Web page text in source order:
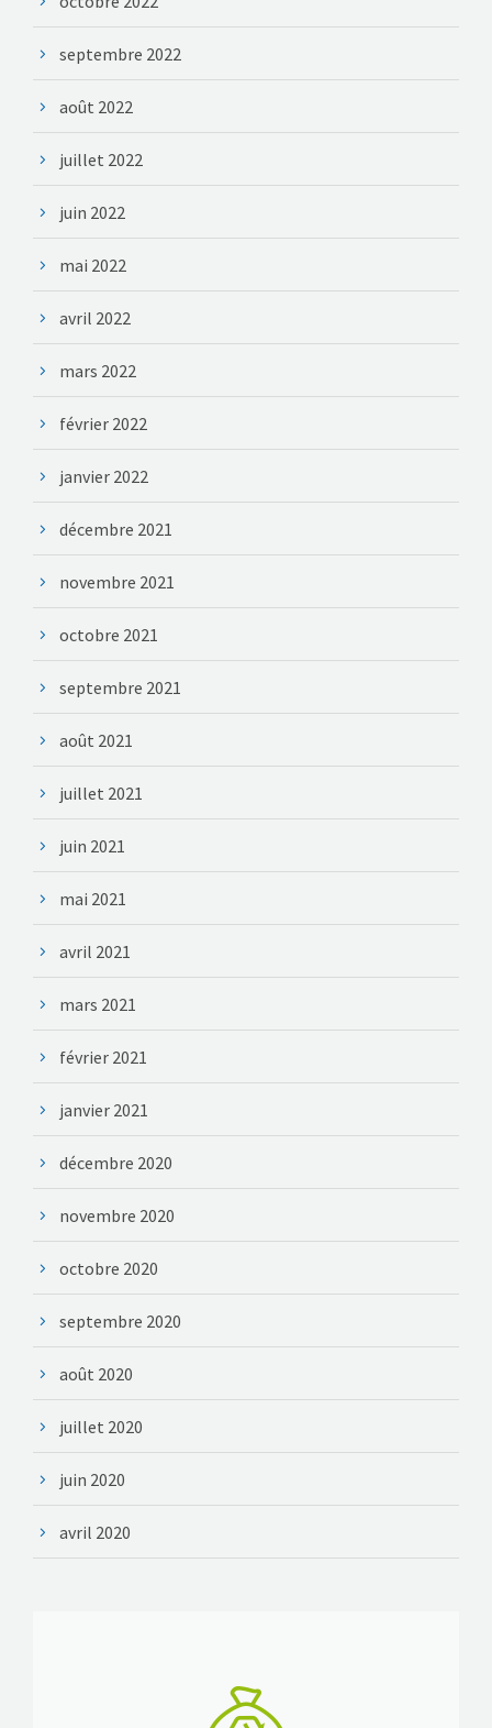
septembre 2022
août 2022
juillet 2022
juin 2022
mai 2022
avril 2022
mars 2022
février 2022
janvier 2022
décembre 2021
novembre 2021
octobre 2021
septembre 2021
août 2021
juillet 2021
juin 2021
mai 2021
avril 2021
mars 2021
février 2021
janvier 2021
décembre 2020
novembre 2020
octobre 2020
septembre 2020
août 2020
juillet 2020
juin 2020
avril 2020